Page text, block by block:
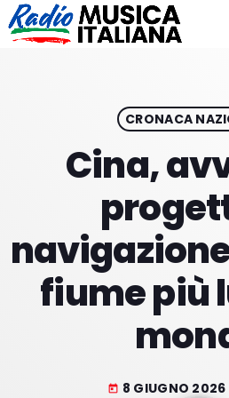
HOME
NOVITÀ DISCOGRAFICHE
CRONACA
Cina,
fiume più
today 8 GIUGNO 2026